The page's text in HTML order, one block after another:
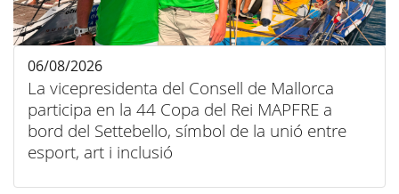
La vicepresidenta del Consell de Mallorca
participa en la 44 Copa del Rei MAPFRE a
bord del Settebello, símbol de la unió entre
esport, art i inclusió
06/08/2026